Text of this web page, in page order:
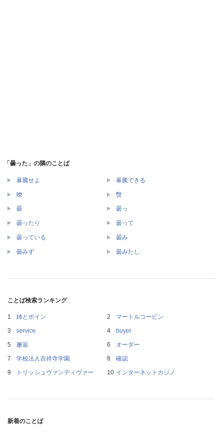
「曇った」の隣のことば
暴騰せよ 暴騰できる
暸 暼
曇 曇っ
曇ったり 曇って
曇っている 曇み
曇みず 曇みたし
ことば検索ランキング
姉とボイン
マートルコービン
service
buyer
邂逅
オーダー
学校法人吉祥寺学園
確認
トリッシュヴァンディヴァー
インターネットカジノ
新着のことば